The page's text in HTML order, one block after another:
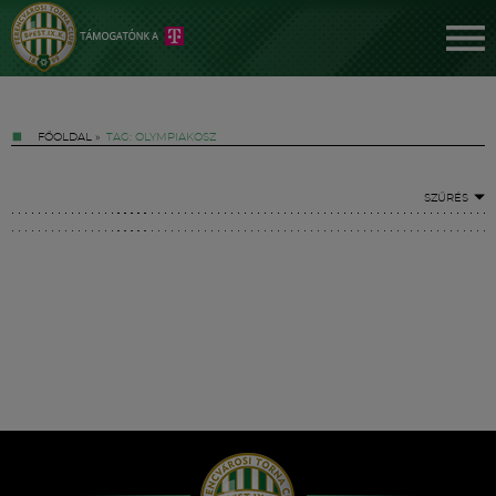
FŐOLDAL » TAG: OLYMPIAKOSZ
SZŰRÉS
Hírek